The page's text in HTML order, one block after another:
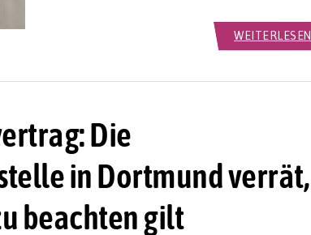
WEITERLESEN
Die
in Dortmund verrät,
beachten gilt